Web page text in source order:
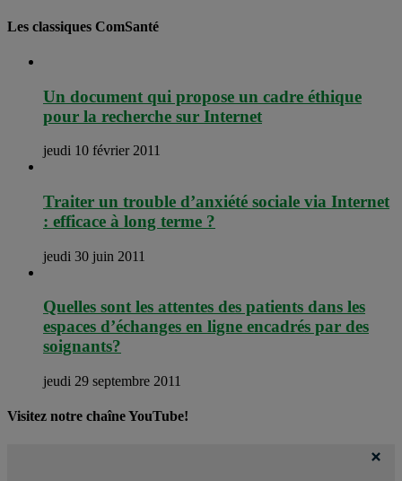
Les classiques ComSanté
Un document qui propose un cadre éthique
pour la recherche sur Internet
jeudi 10 février 2011
Traiter un trouble d’anxiété sociale via Internet
: efficace à long terme ?
jeudi 30 juin 2011
Quelles sont les attentes des patients dans les
espaces d’échanges en ligne encadrés par des
soignants?
jeudi 29 septembre 2011
Visitez notre chaîne YouTube!